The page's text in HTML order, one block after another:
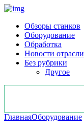
Обзоры станков
Оборудование
Обработка
Новости отрасли
Без рубрики
Другое
ГлавнаяОборудование